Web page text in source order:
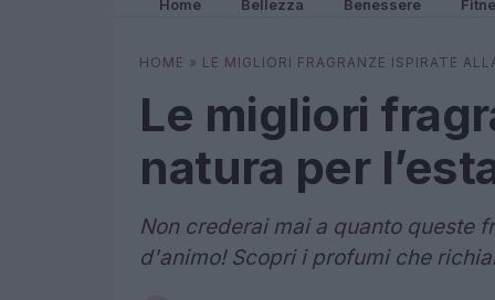
Home Bellezza Benessere
HOME » LE MIGLIORI FRAGRANZE ISPIRATE
Le migliori
natura per
Non crederai mai a quanto queste
d'animo! Scopri i profumi che